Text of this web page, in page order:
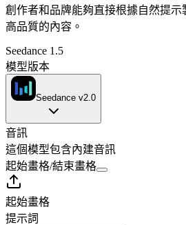
創作者和品牌能夠直接根據自然提示
高品質的內容。
Seedance 1.5
模型版本
Seedance v2.0
音訊
這個模型包含內建音訊
起始畫格/結束畫格
起始畫格
提示詞